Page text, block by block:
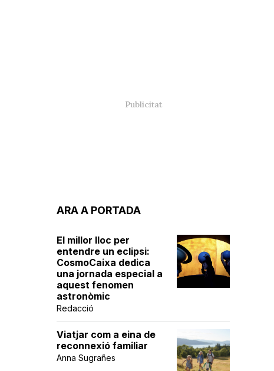
ARA A PORTADA
El millor lloc per
entendre un eclipsi:
CosmoCaixa dedica
una jornada especial a
aquest fenomen
astronòmic
Redacció
Viatjar com a eina de
reconnexió familiar
Anna Sugrañes